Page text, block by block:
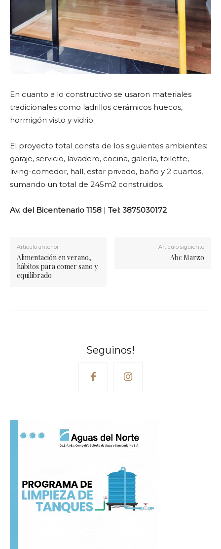
En cuanto a lo constructivo se usaron materiales
tradicionales como ladrillos cerámicos huecos,
hormigón visto y vidrio.
El proyecto total consta de los siguientes ambientes:
garaje, servicio, lavadero, cocina, galería, toilette,
living-comedor, hall, estar privado, baño y 2 cuartos,
sumando un total de 245m2 construidos.
Av. del Bicentenario 1158 | Tel: 3875030172
Artículo anterior
Alimentación en verano,
hábitos para comer sano y
equilibrado
Artículo siguiente
Abc Marzo
Seguinos!